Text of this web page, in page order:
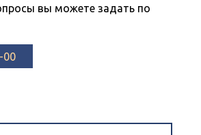
вы можете задать по
00